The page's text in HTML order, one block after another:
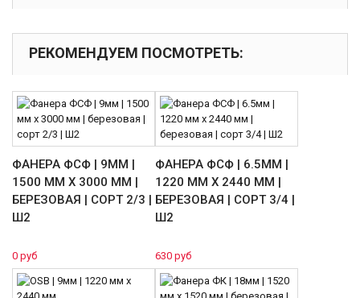
РЕКОМЕНДУЕМ ПОСМОТРЕТЬ:
ФАНЕРА ФСФ | 9ММ |
1500 ММ Х 3000 ММ |
БЕРЕЗОВАЯ | СОРТ 2/3 |
Ш2
0 руб
ФАНЕРА ФСФ | 6.5ММ |
1220 ММ Х 2440 ММ |
БЕРЕЗОВАЯ | СОРТ 3/4 |
Ш2
630 руб